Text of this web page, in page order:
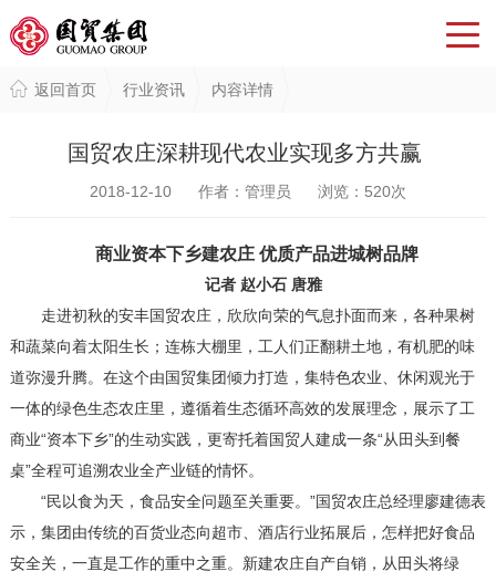
返回首页 行业资讯 内容详情
国贸农庄深耕现代农业实现多方共赢
2018-12-10 作者：管理员 浏览： 520次
商业资本下乡建农庄 优质产品进城树品牌
记者 赵小石 唐雅
走进初秋的安丰国贸农庄，欣欣向荣的气息扑面而来，各种果树
和蔬菜向着太阳生长；连栋大棚里，工人们正翻耕土地，有机肥的味
道弥漫升腾。在这个由国贸集团倾力打造，集特色农业、休闲观光于
一体的绿色生态农庄里，遵循着生态循环高效的发展理念，展示了工
商业“资本下乡”的生动实践，更寄托着国贸人建成一条“从田头到餐
桌”全程可追溯农业全产业链的情怀。
“民以食为天，食品安全问题至关重要。”国贸农庄总经理廖建德表
示，集团由传统的百货业态向超市、酒店行业拓展后，怎样把好食品
安全关，一直是工作的重中之重。新建农庄自产自销，从田头将绿